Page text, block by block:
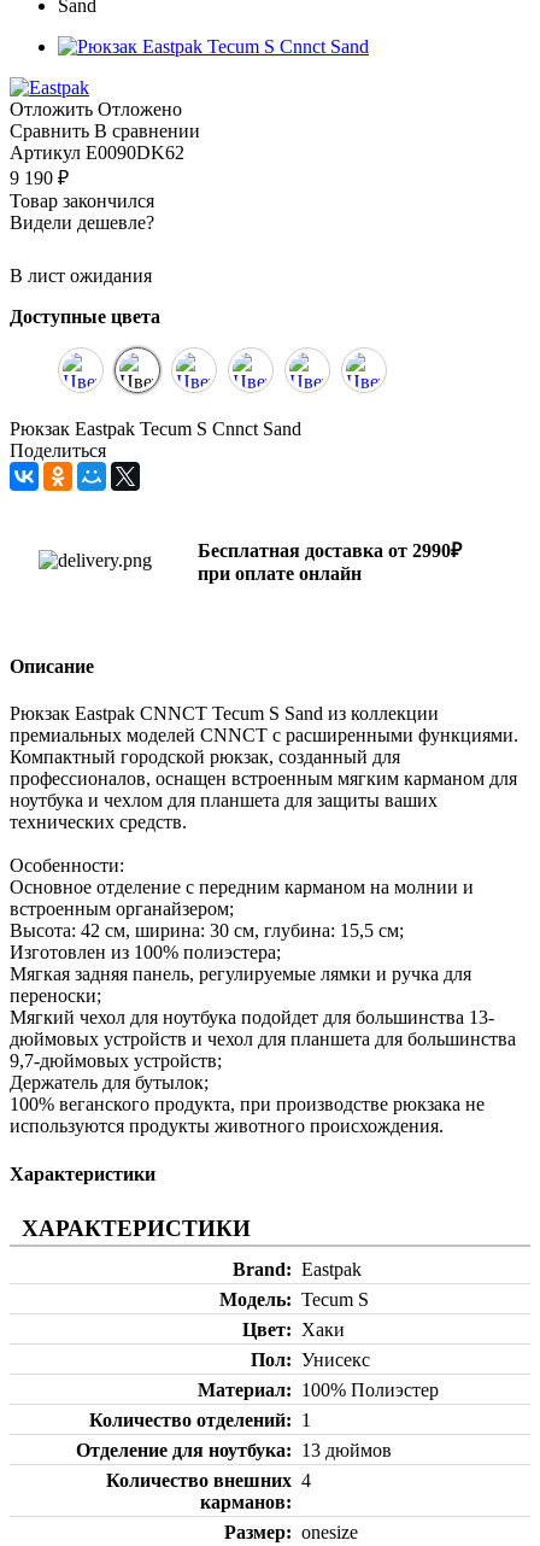
Отложить Отложено
Сравнить В сравнении
Артикул E0090DK62
9 190 ₽
Товар закончился
Видели дешевле?
В лист ожидания
Доступные цвета
Рюкзак Eastpak Tecum S Cnnct Sand
Поделиться
Бесплатная доставка от 2990₽
при оплате онлайн
Описание
Рюкзак Eastpak CNNCT Tecum S Sand из коллекции
премиальных моделей CNNCT с расширенными функциями.
Компактный городской рюкзак, созданный для
профессионалов, оснащен встроенным мягким карманом для
ноутбука и чехлом для планшета для защиты ваших
технических средств.
Особенности:
Основное отделение с передним карманом на молнии и
встроенным органайзером;
Высота: 42 см, ширина: 30 см, глубина: 15,5 см;
Изготовлен из 100% полиэстера;
Мягкая задняя панель, регулируемые лямки и ручка для
переноски;
Мягкий чехол для ноутбука подойдет для большинства 13-
дюймовых устройств и чехол для планшета для большинства
9,7-дюймовых устройств;
Держатель для бутылок;
100% веганского продукта, при производстве рюкзака не
используются продукты животного происхождения.
Характеристики
ХАРАКТЕРИСТИКИ
Brand
Eastpak
Модель
Tecum S
Цвет
Хаки
Пол
Унисекс
Материал
100% Полиэстер
Количество отделений
1
Отделение для ноутбука
13 дюймов
Количество внешних
карманов
4
Размер
onesize